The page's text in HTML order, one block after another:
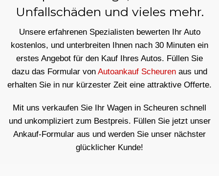
Unfallschäden und vieles mehr.
Unsere erfahrenen Spezialisten bewerten Ihr Auto
kostenlos, und unterbreiten Ihnen nach 30 Minuten ein
erstes Angebot für den Kauf Ihres Autos. Füllen Sie
dazu das Formular von Autoankauf Scheuren aus und
erhalten Sie in nur kürzester Zeit eine attraktive Offerte.
Mit uns verkaufen Sie Ihr Wagen in Scheuren schnell
und unkompliziert zum Bestpreis. Füllen Sie jetzt unser
Ankauf-Formular aus und werden Sie unser nächster
glücklicher Kunde!